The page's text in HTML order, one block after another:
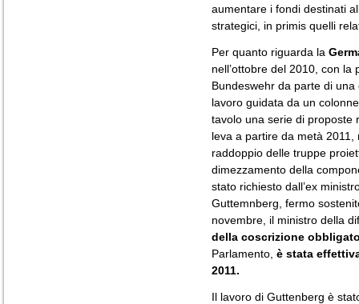
aumentare i fondi destinati
strategici, in primis quelli
Per quanto riguarda la
nell’ottobre del 2010, con
Bundeswehr da parte di una
lavoro guidata da un
tavolo una serie di proposte
leva a partire da metà
raddoppio delle truppe
dimezzamento della
stato richiesto dall’ex
Guttemnberg, fermo
novembre, il ministro della
della coscrizione
Parlamento, è stata
2011.
Il lavoro di Guttenberg è